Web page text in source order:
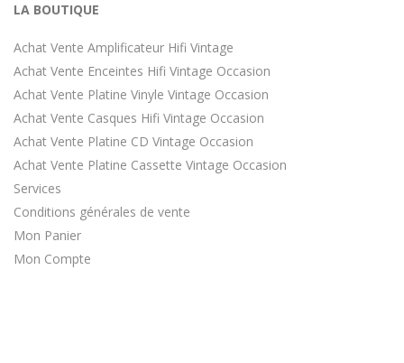
LA BOUTIQUE
Achat Vente Amplificateur Hifi Vintage
Achat Vente Enceintes Hifi Vintage Occasion
Achat Vente Platine Vinyle Vintage Occasion
Achat Vente Casques Hifi Vintage Occasion
Achat Vente Platine CD Vintage Occasion
Achat Vente Platine Cassette Vintage Occasion
Services
Conditions générales de vente
Mon Panier
Mon Compte